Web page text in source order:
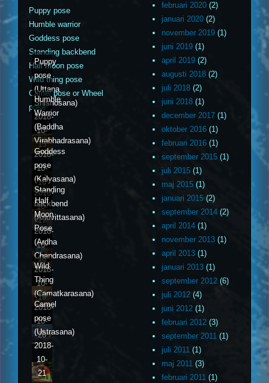
Puppy pose
Humble warrior
Goddess pose
Standing backbend
Half moon pose
Wild thing pose
Camel pose or Wheel
pose
Puppy
pose
(Uttana
Shishosana)
2018-
10-
15
Humble
Warrior
(Baddha
Virabhadrasana)
2018-
10-
16
Goddess
pose
(Kalyasana)
2018-
10-
17
Standing
backbend
(Anuvittasana)
2018-
10-
18
Half
Moon
Pose
(Ardha
Chandrasana)
2018-
10-
19
Wild
Thing
(Camatkarasana)
2018-
10-
20
Camel
pose
(Ustrasana)
2018-
10-
21
februari 2020 (2)
januari 2020 (2)
november 2019 (1)
juni 2019 (1)
april 2019 (2)
augusti 2018 (2)
juli 2018 (2)
juni 2018 (1)
december 2017 (1)
oktober 2016 (1)
februari 2016 (1)
september 2015 (1)
juli 2015 (1)
maj 2015 (1)
januari 2015 (2)
september 2014 (2)
april 2014 (1)
november 2013 (1)
april 2013 (1)
januari 2013 (1)
september 2012 (6)
juli 2012 (4)
juni 2012 (1)
februari 2012 (3)
september 2011 (1)
juli 2011 (1)
maj 2011 (3)
februari 2011 (1)